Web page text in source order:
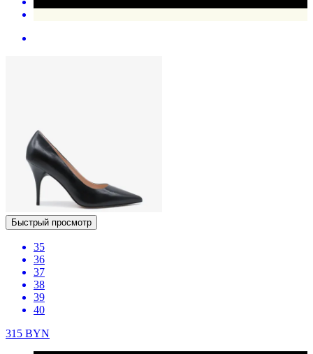
Быстрый просмотр
35
36
37
38
39
40
315 BYN